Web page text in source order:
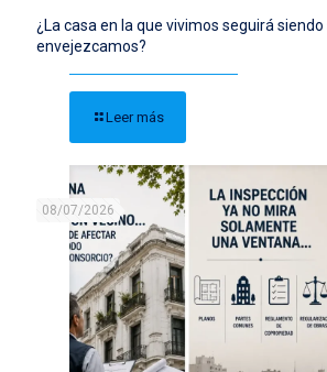
¿La casa en la que vivimos seguirá
envejezcamos?
Leer más
08/07/2026